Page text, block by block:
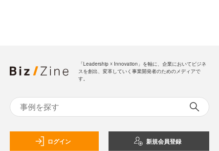
「Leadership ☓ Innovation」を軸に、企業においてビジネ
スを創出、変革していく事業開発者のためのメディアで
す。
ログイン 新規会員登録